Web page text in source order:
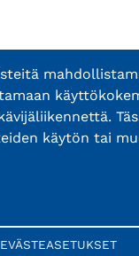
käytön tai
EVÄSTEASETUKSET